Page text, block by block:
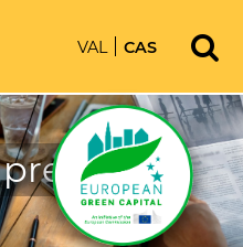
VAL CAS